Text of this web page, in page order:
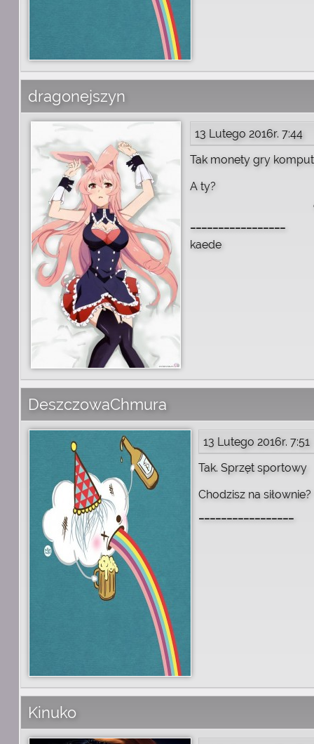
dragonejszyn
13 Lutego 2016r. 7:44
Tak monety gry
A ty?
_________________
kaede
DeszczowaChmura
13 Lutego 2016r. 7:51
Tak. Sprzęt sportowy
Chodzisz na siłownie?
_________________
Kinuko